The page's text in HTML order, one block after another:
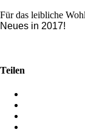
Für das leibliche
Neues in 2017!
Teilen